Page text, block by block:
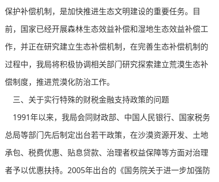
保护补偿机制，是加快推进生态文明建设的重要任务。目
前，国家已经开展森林生态效益补偿和湿地生态效益补偿工
作，并正在研究建立生态补偿机制，在完善生态补偿机制的
过程中，我局将积极协调相关部门研究探索建立荒漠生态补
偿制度，推进荒漠化防治工作。
三、关于实行特殊的财税金融支持政策的问题
1991年以来，我局会同财政部、中国人民银行、国家税务
总局等部门先后制定出台若干政策，在沙漠资源开发、土地
承包、税费优惠、贴息贷款、治理者权益保障等方面对治理
者予以优惠扶持。2005年出台的《国务院关于进一步加强防